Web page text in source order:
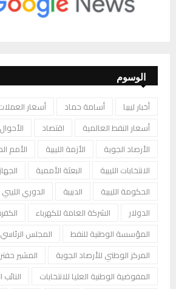
الوسوم
أخبار ليبيا أسامة حماد أسعار
أسعار النفط العالمية
اقتصاد
الأرصاد الجوية
الأزمة الليبية
الأمم
الانتخابات الليبية
البعثة الأممية
الحكومة الليبية
الدبيبة
الدوري
الدولار
الشركة العامة للكهرباء
المؤسسة الوطنية للنفط
المجلس الرئاسي
المركز الوطني للأرصاد الجوية
المشير حفتر
المفوضية الوطنية العليا للانتخابات